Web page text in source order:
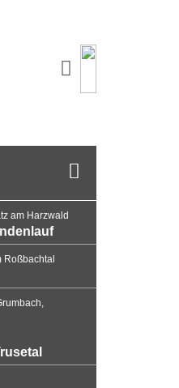
am Harzwald
Roßbachtal